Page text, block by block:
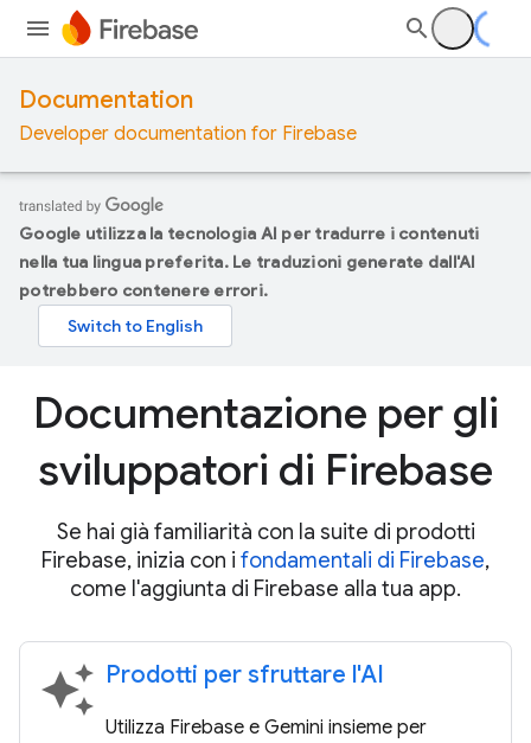
Documentation
Developer documentation for Firebase
Google utilizza la tecnologia AI per tradurre i contenuti
nella tua lingua preferita. Le traduzioni generate dall'AI
potrebbero contenere errori.
Documentazione per gli
sviluppatori di Firebase
Se hai già familiarità con la suite di prodotti
Firebase, inizia con i fondamentali di Firebase,
come l'aggiunta di Firebase alla tua app.
auto_awesome Prodotti per sfruttare l'AI
Utilizza Firebase e Gemini insieme per